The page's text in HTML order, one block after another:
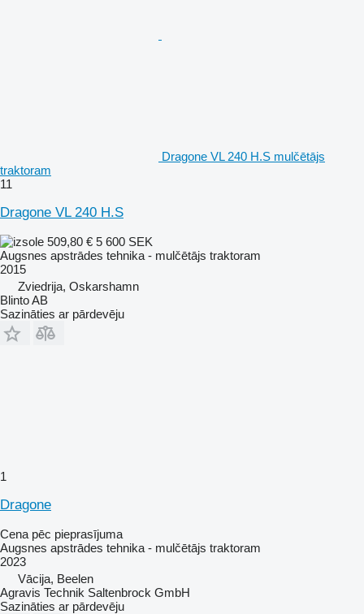
Dragone VL 240 H.S mulčētājs
traktoram
11
Dragone VL 240 H.S
509,80 € 5 600 SEK
Augsnes apstrādes tehnika - mulčētājs traktoram
2015
Zviedrija, Oskarshamn
Blinto AB
Sazināties ar pārdevēju
1
Dragone
Cena pēc pieprasījuma
Augsnes apstrādes tehnika - mulčētājs traktoram
2023
Vācija, Beelen
Agravis Technik Saltenbrock GmbH
Sazināties ar pārdevēju